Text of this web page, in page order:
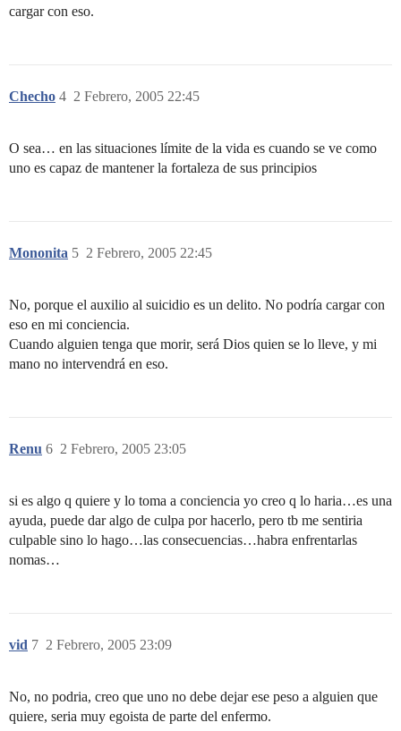
cargar con eso.
Checho 2 Febrero, 2005 22:45
4
O sea… en las situaciones límite de la vida es cuando se ve como
uno es capaz de mantener la fortaleza de sus principios
Mononita 2 Febrero, 2005 22:45
5
No, porque el auxilio al suicidio es un delito. No podría cargar con
eso en mi conciencia.
Cuando alguien tenga que morir, será Dios quien se lo lleve, y mi
mano no intervendrá en eso.
Renu 2 Febrero, 2005 23:05
6
si es algo q quiere y lo toma a conciencia yo creo q lo haria…es una
ayuda, puede dar algo de culpa por hacerlo, pero tb me sentiria
culpable sino lo hago…las consecuencias…habra enfrentarlas
nomas…
vid 2 Febrero, 2005 23:09
7
No, no podria, creo que uno no debe dejar ese peso a alguien que
quiere, seria muy egoista de parte del enfermo.